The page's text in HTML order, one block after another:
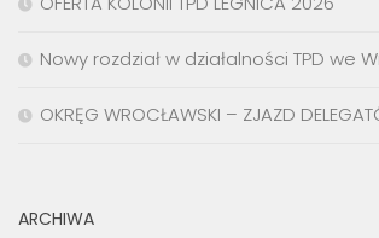
Nowy rozdział w działalności TPD we
OKRĘG WROCŁAWSKI – ZJAZD
ARCHIWA